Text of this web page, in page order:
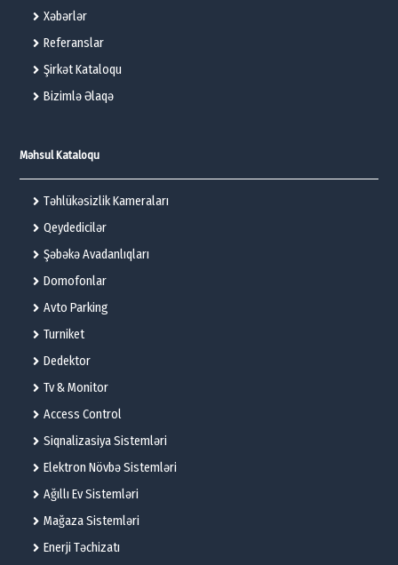
Xəbərlər
Referanslar
Şirkət Kataloqu
Bizimlə Əlaqə
Məhsul Kataloqu
Təhlükəsizlik Kameraları
Qeydedicilər
Şəbəkə Avadanlıqları
Domofonlar
Avto Parking
Turniket
Dedektor
Tv & Monitor
Access Control
Siqnalizasiya Sistemləri
Elektron Növbə Sistemləri
Ağıllı Ev Sistemləri
Mağaza Sistemləri
Enerji Təchizatı